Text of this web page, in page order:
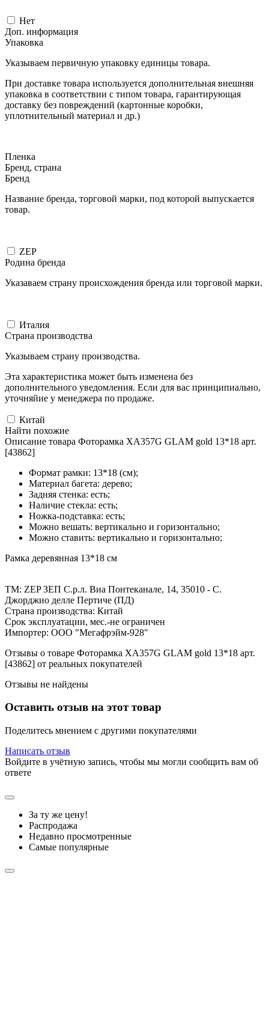
Нет
Доп. информация
Упаковка
Указываем первичную упаковку единицы товара.
При доставке товара используется дополнительная внешняя
упаковка в соответствии с типом товара, гарантирующая
доставку без повреждений (картонные коробки,
уплотнительный материал и др.)
Пленка
Бренд, страна
Бренд
Название бренда, торговой марки, под которой выпускается
товар.
ZEP
Родина бренда
Указаваем страну происхождения бренда или торговой марки.
Италия
Страна производства
Указываем страну производства.
Эта характеристика может быть изменена без
дополнительного уведомления. Если для вас принципиально,
уточняйие у менеджера по продаже.
Китай
Найти похожие
Описание товара Фоторамка XA357G GLAM gold 13*18 арт.
[43862]
Формат рамки: 13*18 (см);
Материал багета: дерево;
Задняя стенка: есть;
Наличие стекла: есть;
Ножка-подставка: есть;
Можно вешать: вертикально и горизонтально;
Можно ставить: вертикально и горизонтально;
Рамка деревянная 13*18 см
ТМ: ZEP ЗЕП С.р.л. Виа Понтеканале, 14, 35010 - С.
Джорджио делле Пертиче (ПД)
Страна производства: Китай
Срок эксплуатации, мес.-не ограничен
Импортер: ООО "Мегафрэйм-928"
Отзывы о товаре Фоторамка XA357G GLAM gold 13*18 арт.
[43862] от реальных покупателей
Отзывы не найдены
Оставить отзыв на этот товар
Поделитесь мнением с другими покупателями
Написать отзыв
Войдите в учётную запись, чтобы мы могли сообщить вам об
ответе
За ту же цену!
Распродажа
Недавно просмотренные
Самые популярные